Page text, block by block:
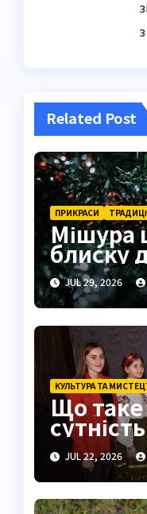
Related Post
ПРИКРАСИ
Мішура
блиску
свята
JUL 29, 2026
КУЛЬТУРА ТА
Що
JUL 22, 2026